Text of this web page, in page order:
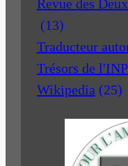
Revue des
(13)
Traducteur
Trésors de
Wikipedia (25)